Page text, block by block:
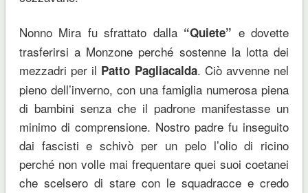
Nonno Mira fu sfrattato dalla“Quiete” e dovette
trasferirsi a Monzone perché sostenne la lotta dei
mezzadri per il Patto Pagliacalda. Ciò avvenne nel
pieno dell’inverno, con una famiglia numerosa piena
di bambini senza che il padrone manifestasse un
minimo di comprensione. Nostro padre fu inseguito
dai fascisti e schivò per un pelo l’olio di ricino
perché non volle mai frequentare quei suoi coetanei
che scelsero di stare con le squadracce e credo